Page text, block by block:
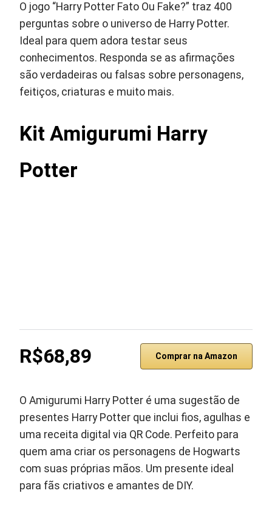
O jogo “Harry Potter Fato Ou Fake?” traz 400
perguntas sobre o universo de Harry Potter.
Ideal para quem adora testar seus
conhecimentos. Responda se as afirmações
são verdadeiras ou falsas sobre personagens,
feitiços, criaturas e muito mais.
Kit Amigurumi Harry
Potter
R$68,89 Comprar na Amazon
O Amigurumi Harry Potter é uma sugestão de
presentes Harry Potter que inclui fios, agulhas e
uma receita digital via QR Code. Perfeito para
quem ama criar os personagens de Hogwarts
com suas próprias mãos. Um presente ideal
para fãs criativos e amantes de DIY.